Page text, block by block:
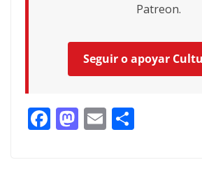
Patreon.
Seguir o apoyar
F M E